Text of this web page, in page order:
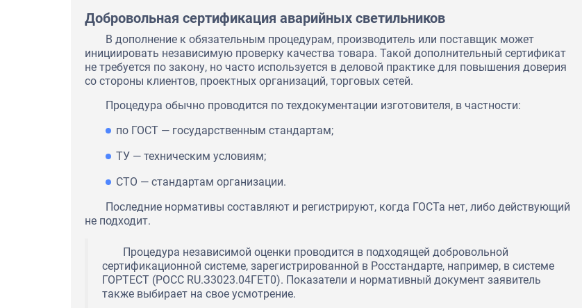
Добровольная сертификация аварийных светильников
В дополнение к обязательным процедурам, производитель или поставщик может
инициировать независимую проверку качества товара. Такой дополнительный сертификат
не требуется по закону, но часто используется в деловой практике для повышения доверия
со стороны клиентов, проектных организаций, торговых сетей.
Процедура обычно проводится по техдокументации изготовителя, в частности:
по ГОСТ — государственным стандартам;
ТУ — техническим условиям;
СТО — стандартам организации.
Последние нормативы составляют и регистрируют, когда ГОСТа нет, либо действующий
не подходит.
Процедура независимой оценки проводится в подходящей добровольной
сертификационной системе, зарегистрированной в Росстандарте, например, в системе
ГОРТЕСТ (РОСС RU.З3023.04ГЕТ0). Показатели и нормативный документ заявитель
также выбирает на свое усмотрение.